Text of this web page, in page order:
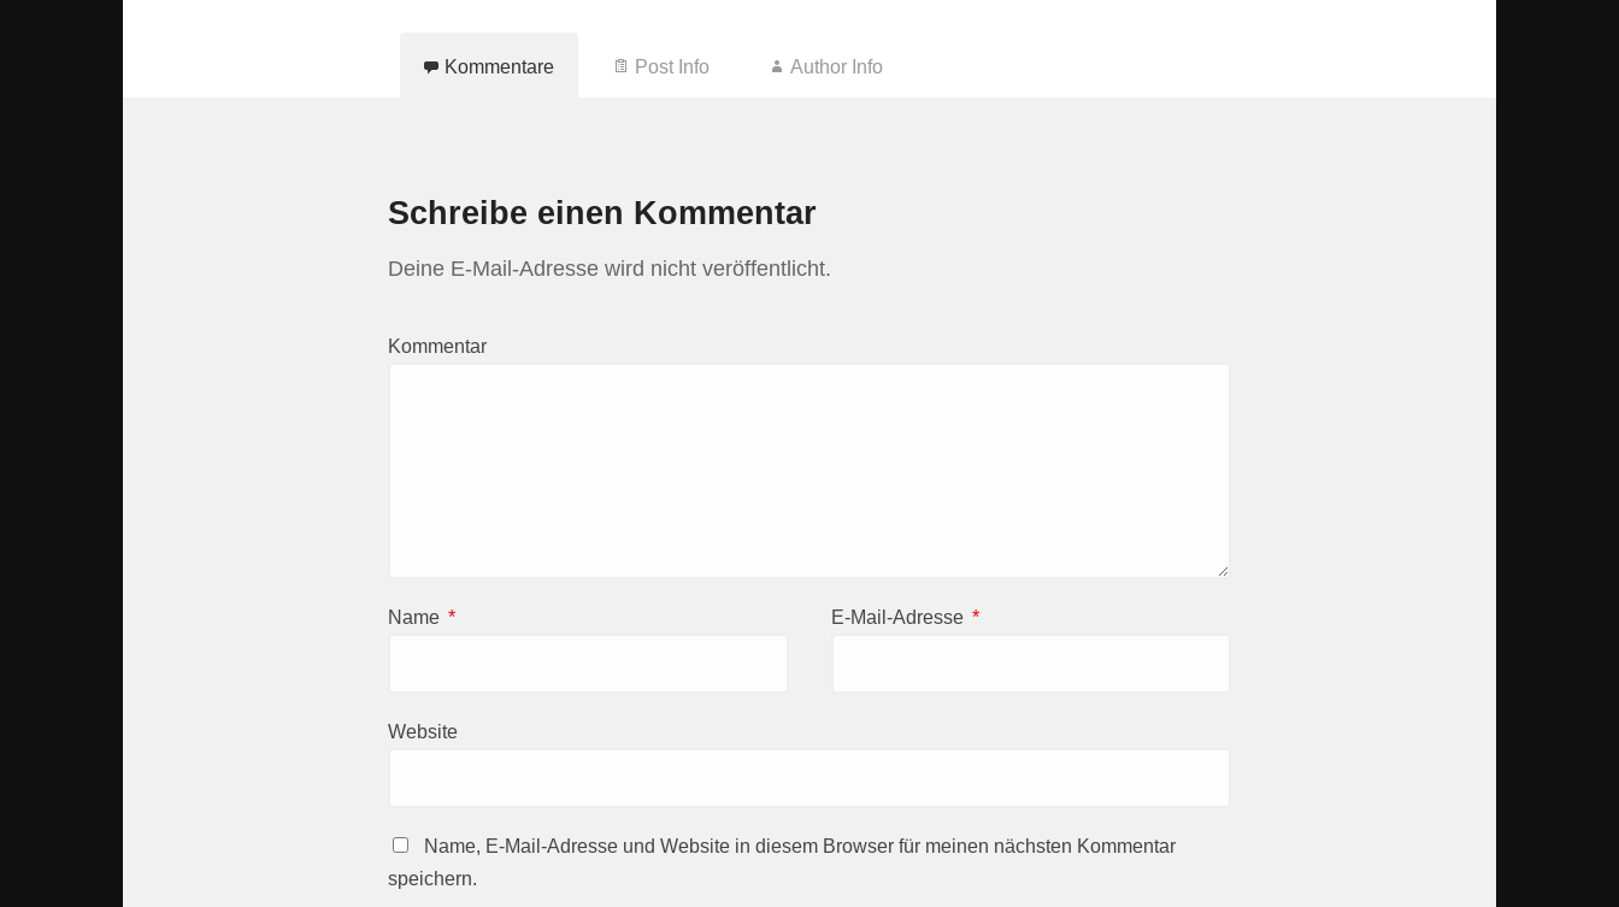
Kommentare Post Info Author Info
Schreibe einen Kommentar
Deine E-Mail-Adresse wird nicht veröffentlicht.
Kommentar
Name * E-Mail-Adresse *
Website
Name, E-Mail-Adresse und Website in diesem Browser für meinen nächsten Kommentar
speichern.